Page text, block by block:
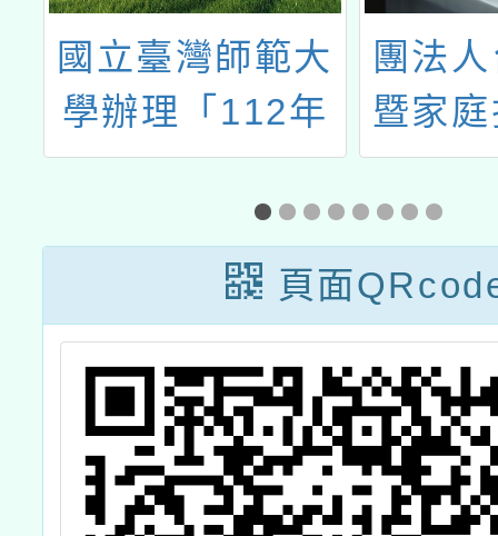
國立臺灣師範大
學辦理「112年
度山野教育推廣
實施計畫」之
「山野教育講
座」活動
團法
暨家
會辦
家扶基
保護
計」
賽
頁面